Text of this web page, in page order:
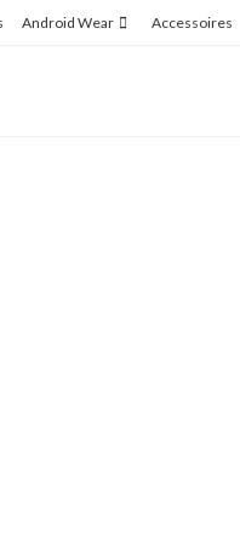
Android Wear Accessoires